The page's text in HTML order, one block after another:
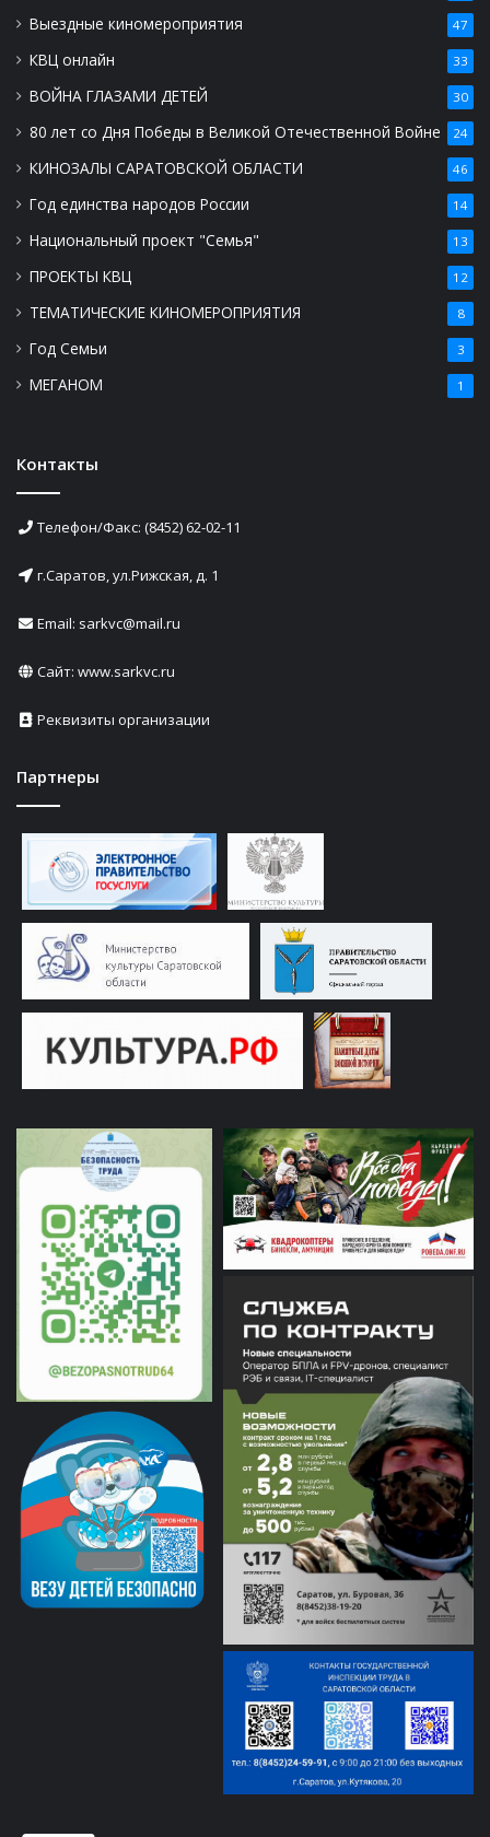
Выездные киномероприятия 47
КВЦ онлайн 33
ВОЙНА ГЛАЗАМИ ДЕТЕЙ 30
80 лет со Дня Победы в Великой Отечественной Войне 24
КИНОЗАЛЫ САРАТОВСКОЙ ОБЛАСТИ 46
Год единства народов России 14
Национальный проект "Семья" 13
ПРОЕКТЫ КВЦ 12
ТЕМАТИЧЕСКИЕ КИНОМЕРОПРИЯТИЯ 8
Год Семьи 3
МЕГАНОМ 1
Контакты
Телефон/Факс: (8452) 62-02-11
г.Саратов, ул.Рижская, д. 1
Email: sarkvc@mail.ru
Сайт: www.sarkvc.ru
Реквизиты организации
Партнеры